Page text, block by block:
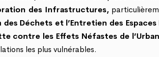
des Infrastructures,
des Déchets et l’Entretien des Espaces
contre les Effets Néfastes de
les plus vulnérables.